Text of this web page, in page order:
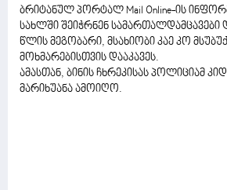
ბრიტანულ პორტალ Mail Online-ის
სახლში შეიჭრნენ სამართალდამცავები
წლის მეგობარი, მსახიობი კაე კო
მოხმარებისთვის დააკავეს.
ამასთან, ბინის ჩხრეკისას პოლიციამ
მარიხუანა ამოიღო.